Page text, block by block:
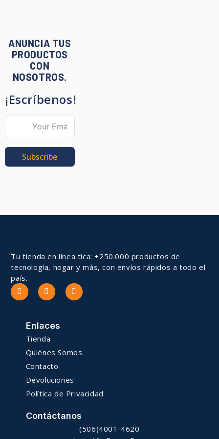
ANUNCIA TUS
PRODUCTOS
CON
NOSOTROS.
¡Escríbenos!
Subscribe
Tu tienda en línea tica: +250.000 productos de
tecnología, hogar y más, con envíos rápidos a todo el
país.
Enlaces
Tienda
Quiénes Somos
Contacto
Devoluciones
Política de Privacidad
Contáctanos
(506)4001-4620